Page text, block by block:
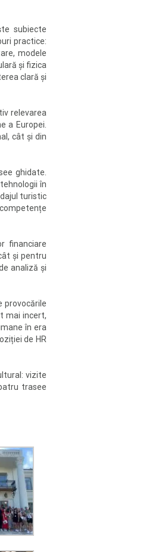
subiecte
practice:
modele
și fizica
clară și
relevarea
a Europei.
cât și din
ghidate.
în
turistic
financiare
și pentru
analiză și
provocările
mai incert,
în era
de HR
vizite
trasee